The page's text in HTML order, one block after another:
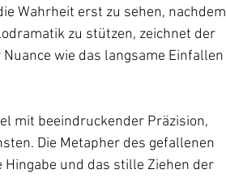
Wahrheit erst zu sehen, nachdem
zu stützen, zeichnet der
wie das langsame Einfallen
mit beeindruckender Präzision,
Die Metapher des gefallenen
und das stille Ziehen der